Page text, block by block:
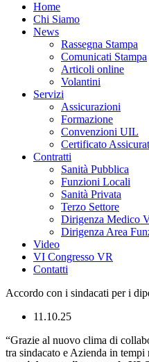
Home
Chi Siamo
News
Rassegna Stampa
Comunicati Stampa
Articoli online
Volantini
Servizi
Assicurazioni
Formazione
Convenzioni UIL
Certificato
Contratti
Sanità Pubblica
Funzioni Locali
Sanità Privata
Terzo Settore
Dirigenza Medico
Dirigenza Area
Video
VI Congresso VR
Contatti
Accordo con i sindacati per i
11.10.25
“Grazie al nuovo clima di
tra sindacato e Azienda in